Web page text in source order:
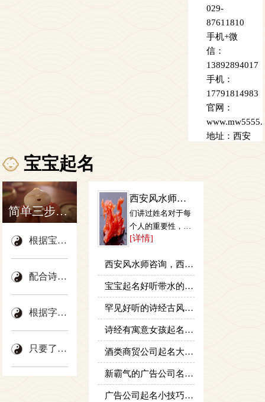
029-
87611810
手机+微
信：
13892894017
手机：
17791814983
官网：
地址：西安
宝宝起名
简单三步曲 马上起到好名字
根据宝宝生辰八字，取出的名字吉祥、大气
配合诗经唐诗宋词，音、形、义、美学原理
根据字辈取名，固定自己喜欢的字或辈分字
只要了解我们，95%的父母都选择这里起名
西安风水师咨
询，西安市莲
湖区刘怀堂起
名咨...
们讲过姓名对于每
个人的重要性，当
你起名或改名后，
[详情]
西安风水师咨询，西安市莲湖区刘怀堂起名咨询工作室姓...
宝宝起名好听带水的男孩名字，好听带水的男孩取名
罕见好听的诗经古风那还起名，罕见好听的诗经古风取名
诗经有寓意女孩起名字，优雅而有内涵女孩取名
酒类商贸公司起名大全，好听有财气的酒类公司名字大全
新霸气的广告公司名称大全
广告公司起名小技巧，好听的广告公司名字推荐